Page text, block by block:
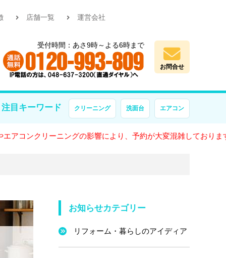
店舗一覧 運営会社
受付時間：あさ9時～よる6時まで
お問合せ
注目キーワード クリーニング 洗面台 エアコン
ーニングの影響により、予約が大変混雑しております。
お知らせカテゴリー
リフォーム・暮らしのアイディア